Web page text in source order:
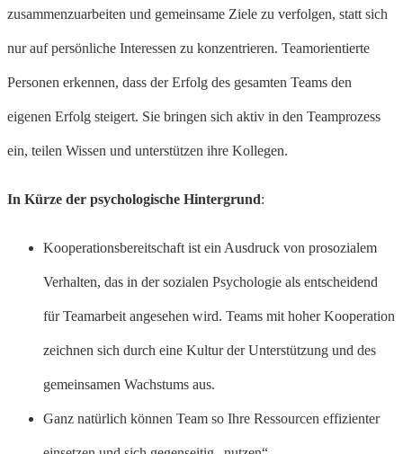
zusammenzuarbeiten und gemeinsame Ziele zu verfolgen, statt sich
nur auf persönliche Interessen zu konzentrieren. Teamorientierte
Personen erkennen, dass der Erfolg des gesamten Teams den
eigenen Erfolg steigert. Sie bringen sich aktiv in den Teamprozess
ein, teilen Wissen und unterstützen ihre Kollegen.
In Kürze der psychologische Hintergrund:
Kooperationsbereitschaft ist ein Ausdruck von prosozialem
Verhalten, das in der sozialen Psychologie als entscheidend
für Teamarbeit angesehen wird. Teams mit hoher Kooperation
zeichnen sich durch eine Kultur der Unterstützung und des
gemeinsamen Wachstums aus.
Ganz natürlich können Team so Ihre Ressourcen effizienter